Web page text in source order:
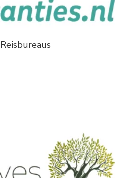
Reisbureaus